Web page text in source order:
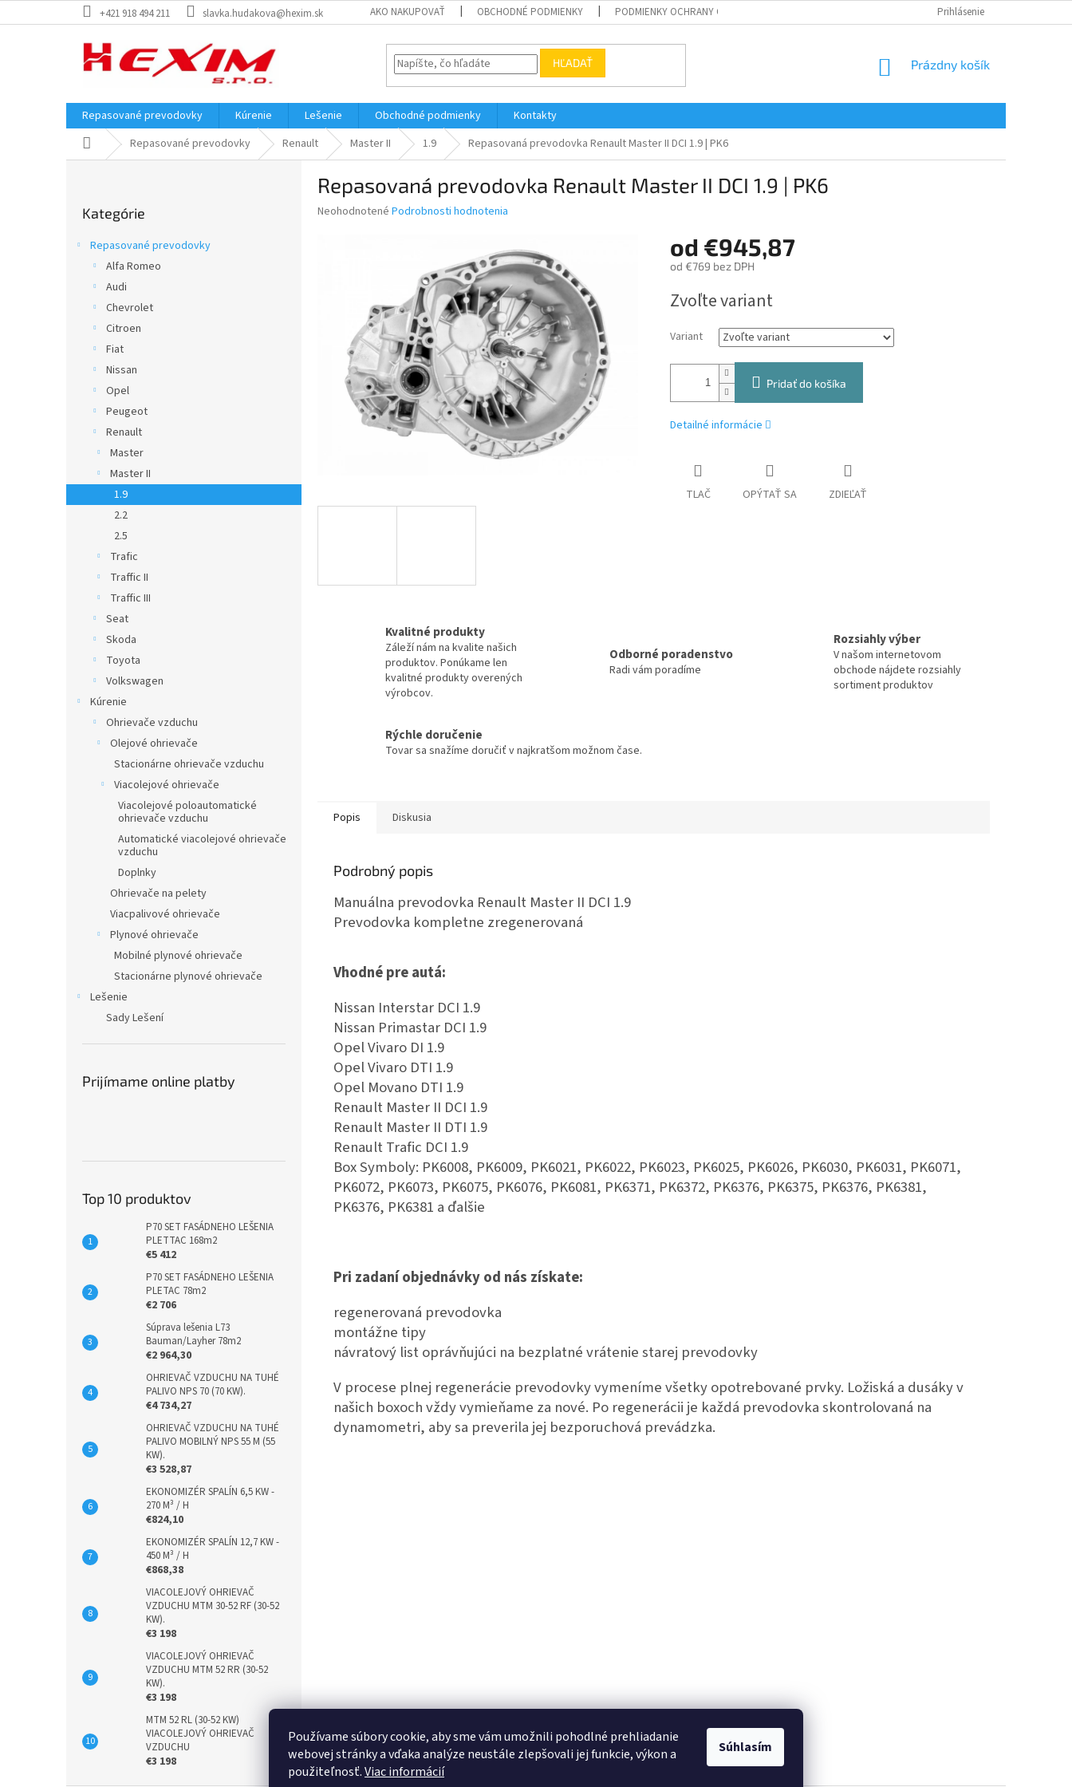
Používame súbory cookie, aby sme vám umožnili pohodlné prehliadanie
webovej stránky a vďaka analýze neustále zlepšovali jej funkcie, výkon a
použiteľnosť.Viac informácií
Súhlasím
na
+421 918 494 211 slavka.hudakova@hexim.sk AKO NAKUPOVAŤ OBCHODNÉ PODMIENKY PODMIENKY OCHRANY OSOBNÝCH ÚDAJOV Prihlásenie
HĽADAŤ
NÁKUPNÝ
Prázdny košík
Repasované prevodovky Kúrenie Lešenie Obchodné podmienky
Kontakty
DomovRepasované prevodovky Renault Master II 1.9 Repasovaná prevodovka Renault Master II DCI 1.9 | PK6
kategórie
Kategórie
Repasované prevodovky
Alfa Romeo
Audi
Chevrolet
Citroen
Fiat
Nissan
Opel
Peugeot
Renault
Master
Master II
1.9
2.2
2.5
Trafic
Traffic II
Traffic III
Seat
Skoda
Toyota
Volkswagen
Kúrenie
Ohrievače vzduchu
Olejové ohrievače
Stacionárne ohrievače vzduchu
Viacolejové ohrievače
Viacolejové poloautomatické
ohrievače vzduchu
Automatické viacolejové ohrievače
vzduchu
Doplnky
Ohrievače na pelety
Viacpalivové ohrievače
Plynové ohrievače
Mobilné plynové ohrievače
Stacionárne plynové ohrievače
Lešenie
Sady Lešení
Prijímame online platby
Top 10 produktov
P70 SET FASÁDNEHO LEŠENIA
PLETTAC 168m2
€5 412
P70 SET FASÁDNEHO LEŠENIA
PLETAC 78m2
€2 706
Súprava lešenia L73
Bauman/Layher 78m2
€2 964,30
OHRIEVAČ VZDUCHU NA TUHÉ
PALIVO NPS 70 (70 KW).
€4 734,27
OHRIEVAČ VZDUCHU NA TUHÉ
PALIVO MOBILNÝ NPS 55 M (55
KW).
€3 528,87
EKONOMIZÉR SPALÍN 6,5 KW -
270 M³ / H
€824,10
EKONOMIZÉR SPALÍN 12,7 KW -
450 M³ / H
€868,38
VIACOLEJOVÝ OHRIEVAČ
VZDUCHU MTM 30-52 RF (30-52
KW).
€3 198
VIACOLEJOVÝ OHRIEVAČ
VZDUCHU MTM 52 RR (30-52
KW).
€3 198
MTM 52 RL (30-52 KW)
VIACOLEJOVÝ OHRIEVAČ
VZDUCHU
€3 198
Repasovaná prevodovka Renault Master II DCI 1.9 | PK6
Priemerné
hviezdičiek.
Neohodnotené Podrobnosti hodnotenia
od €945,87
od €769 bez DPH
cena:
Zvoľte variant
Variant
Pridať do košíka
Detailné informácie
TLAČ OPÝTAŤ SA ZDIEĽAŤ
Kvalitné produkty
Záleží nám na kvalite našich
produktov. Ponúkame len
kvalitné produkty overených
výrobcov.
Odborné poradenstvo
Radi vám poradíme
Rozsiahly výber
V našom internetovom
obchode nájdete rozsiahly
sortiment produktov
Rýchle doručenie
Tovar sa snažíme doručiť v najkratšom možnom čase.
Popis Diskusia
Podrobný popis
Manuálna prevodovka Renault Master II DCI 1.9
Prevodovka kompletne zregenerovaná
Vhodné pre autá:
Nissan Interstar DCI 1.9
Nissan Primastar DCI 1.9
Opel Vivaro DI 1.9
Opel Vivaro DTI 1.9
Opel Movano DTI 1.9
Renault Master II DCI 1.9
Renault Master II DTI 1.9
Renault Trafic DCI 1.9
Box Symboly: PK6008, PK6009, PK6021, PK6022, PK6023, PK6025, PK6026, PK6030, PK6031, PK6071,
PK6072, PK6073, PK6075, PK6076, PK6081, PK6371, PK6372, PK6376, PK6375, PK6376, PK6381,
PK6376, PK6381 a ďalšie
Pri zadaní objednávky od nás získate:
regenerovaná prevodovka
montážne tipy
návratový list oprávňujúci na bezplatné vrátenie starej prevodovky
V procese plnej regenerácie prevodovky vymeníme všetky opotrebované prvky. Ložiská a dusáky v
našich boxoch vždy vymieňame za nové. Po regenerácii je každá prevodovka skontrolovaná na
dynamometri, aby sa preverila jej bezporuchová prevádzka.